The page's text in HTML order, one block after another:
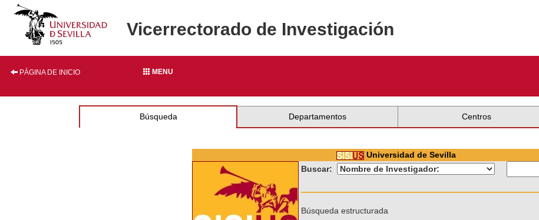
Vicerrectorado de Investigación
PÁGINA DE INICIO MENU
Búsqueda Departamentos Centros
Universidad de Sevilla
Buscar:
Búsqueda estructurada